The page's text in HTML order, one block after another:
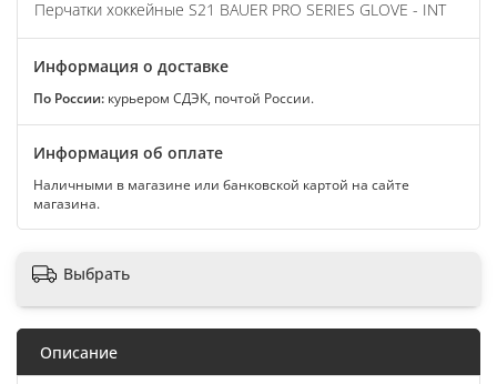
Перчатки хоккейные S21 BAUER PRO SERIES GLOVE - INT
Информация о доставке
По России: курьером СДЭК, почтой России.
Информация об оплате
Наличными в магазине или банковской картой на сайте
магазина.
Выбрать
Описание